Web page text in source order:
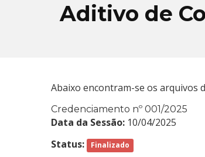
Aditivo de
Abaixo encontram-se os arquivos
Credenciamento nº 001/2025
Data da Sessão: 10/04/2025
Status:
Finalizado